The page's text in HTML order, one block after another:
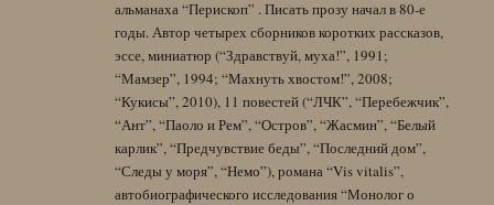
альманаха “Перископ” . Писать прозу начал в 80-е
годы. Автор четырех сборников коротких рассказов,
эссе, миниатюр (“Здравствуй, муха!”, 1991;
“Мамзер”, 1994; “Махнуть хвостом!”, 2008;
“Кукисы”, 2010), 11 повестей (“ЛЧК”, “Перебежчик”,
“Ант”, “Паоло и Рем”, “Остров”, “Жасмин”, “Белый
карлик”, “Предчувствие беды”, “Последний дом”,
“Следы у моря”, “Немо”), романа “Vis vitalis”,
автобиографического исследования “Монолог о